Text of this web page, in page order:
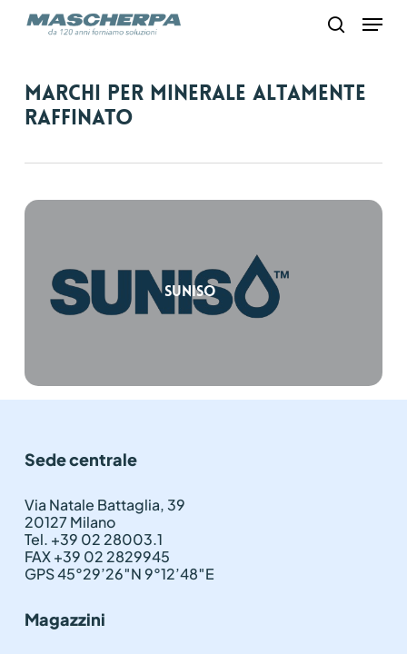
Menu
Marchi per Minerale altamente
raffinato
Suniso
Sede centrale
Via Natale Battaglia, 39
20127 Milano
Tel. +39 02 28003.1
FAX +39 02 2829945
GPS 45°29’26″N 9°12’48″E
Magazzini